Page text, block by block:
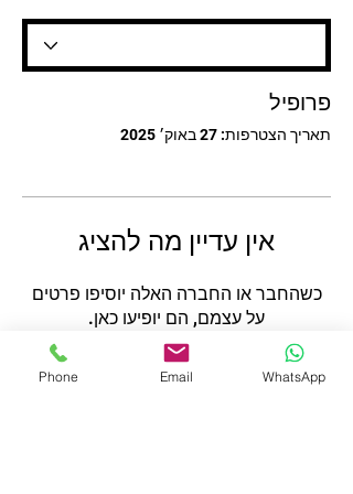
פרופיל
תאריך הצטרפות: 27 באוק׳ 2025
אין עדיין מה להציג
כשהחבר או החברה האלה יוסיפו פרטים
על עצמם, הם יופיעו כאן.
Phone Email WhatsApp